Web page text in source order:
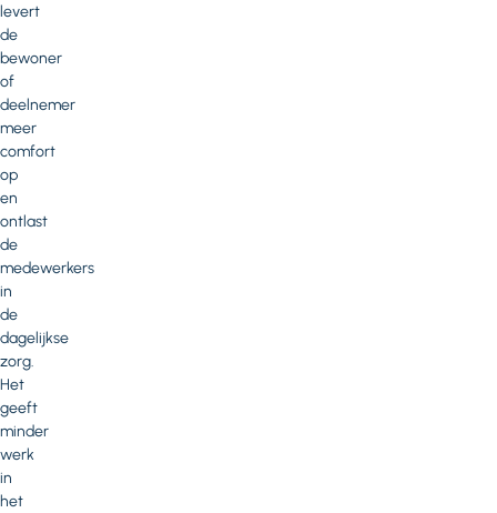
levert
de
bewoner
of
deelnemer
meer
comfort
op
en
ontlast
de
medewerkers
in
de
dagelijkse
zorg.
Het
geeft
minder
werk
in
het